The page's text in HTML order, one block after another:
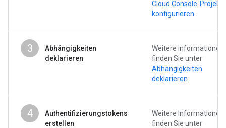
Cloud Console-Projekt
konfigurieren
3
Abhängigkeiten
deklarieren
Weitere Informationen
finden Sie unter
Abhängigkeiten
deklarieren
4
Authentifizierungstokens
erstellen
Weitere Informationen
finden Sie unter